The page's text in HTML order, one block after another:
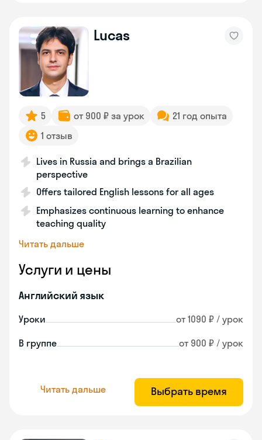
Lucas
5 от 900 ₽ за урок
21 год опыта
1 отзыв
Lives in Russia and brings a Brazilian
perspective
Offers tailored English lessons for all ages
Emphasizes continuous learning to enhance
teaching quality
Читать дальше
Услуги и цены
Английский язык
Уроки от 1090 ₽ / урок
В группе от 900 ₽ / урок
Читать дальше Выбрать время